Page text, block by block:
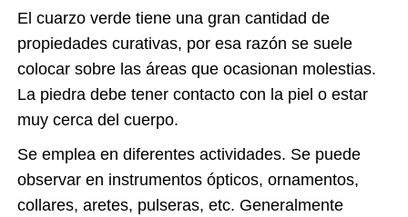
El cuarzo verde tiene una gran cantidad de
propiedades curativas, por esa razón se suele
colocar sobre las áreas que ocasionan molestias.
La piedra debe tener contacto con la piel o estar
muy cerca del cuerpo.
Se emplea en diferentes actividades. Se puede
observar en instrumentos ópticos, ornamentos,
collares, aretes, pulseras, etc. Generalmente